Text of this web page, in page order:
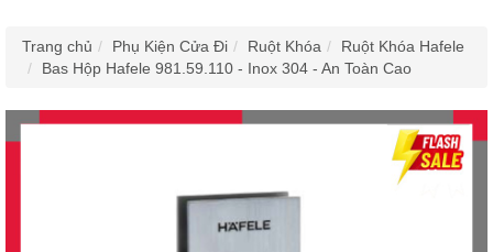
Trang chủ Phụ Kiện Cửa Đi Ruột Khóa
Ruột Khóa Hafele
Bas Hộp Hafele 981.59.110 - Inox 304 - An Toàn Cao